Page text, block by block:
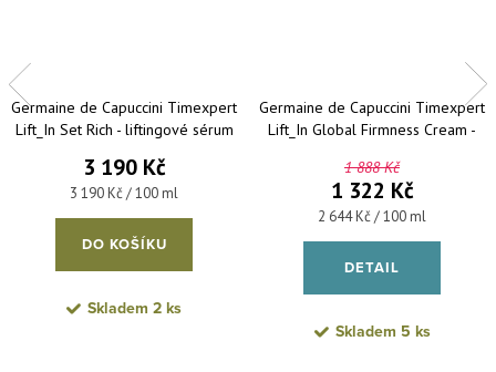
Germaine de Capuccini Timexpert
Lift_In Set Rich - liftingové sérum
suchou pleť 50 ml
3 190 Kč
Měrná cena:
3 190 Kč / 100 ml
DO KOŠÍKU
Skladem 2 ks
Germaine de Capuccini Timexpert
Lift_In Global Firmness Cream -
1 888 Kč
1 322 Kč
Měrná cena:
2 644 Kč / 100 ml
DETAIL
Skladem 5 ks